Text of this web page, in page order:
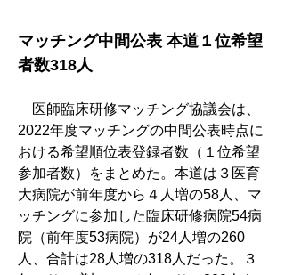
マッチング中間公表 本道１位希望
者数318人
医師臨床研修マッチング協議会は、
2022年度マッチングの中間公表時点に
おける希望順位表登録者数（１位希望
参加者数）をまとめた。本道は３医育
大病院が前年度から４人増の58人、マ
ッチングに参加した臨床研修病院54病
院（前年度53病院）が24人増の260
人、合計は28人増の318人だった。３